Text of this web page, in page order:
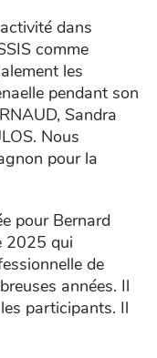
dans
comme
les
pendant son
Sandra
Nous
pour la
pour Bernard
2025 qui
de
années. Il
participants. Il